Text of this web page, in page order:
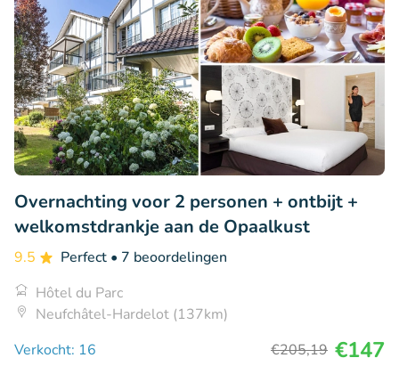
Overnachting voor 2 personen + ontbijt +
welkomstdrankje aan de Opaalkust
9.5 Perfect • 7 beoordelingen
Hôtel du Parc
Neufchâtel-Hardelot (137km)
Verkocht: 16
€205,19 €147